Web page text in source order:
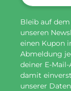
Bleib auf
unseren
einen Kupon
Abmeldung
deiner E-
damit
unserer